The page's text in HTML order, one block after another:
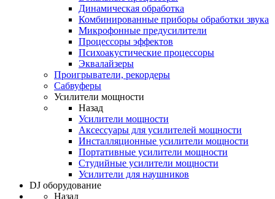
Динамическая обработка
Комбинированные приборы обработки звука
Микрофонные предусилители
Процессоры эффектов
Психоакустические процессоры
Эквалайзеры
Проигрыватели, рекордеры
Сабвуферы
Усилители мощности
Назад
Усилители мощности
Аксессуары для усилителей мощности
Инсталляционные усилители мощности
Портативные усилители мощности
Студийные усилители мощности
Усилители для наушников
DJ оборудование
Назад